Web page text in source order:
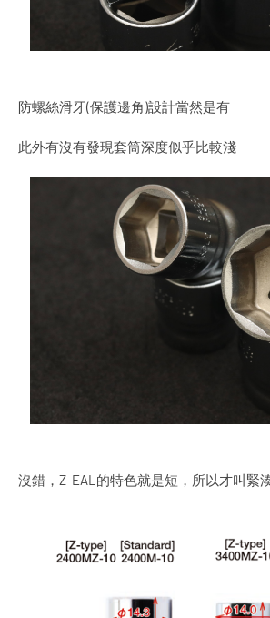
防螺絲滑牙(保護邊角)設計當然是有
此外有沒有發現套筒深度似乎比較淺
沒錯，Z-EAL的特色就是短，所以才叫緊